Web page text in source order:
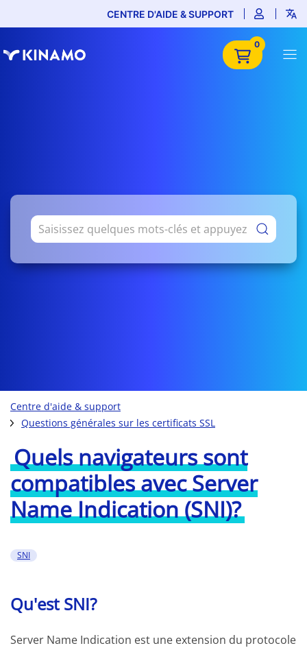
CENTRE D'AIDE & SUPPORT
0
Centre d'aide & support
Questions générales sur les certificats SSL
Quels navigateurs sont
compatibles avec Server
Name Indication (SNI)?
SNI
Qu'est SNI?
Server Name Indication est une extension du protocole